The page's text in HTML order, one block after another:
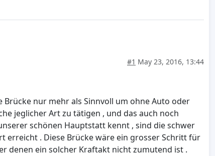
#1 May 23, 2016, 13:44
nur mehr als Sinnvoll um ohne Auto oder
jeglicher Art zu tätigen , und das auch noch
schönen Hauptstatt kennt , sind die schwer
erreicht . Diese Brücke wäre ein grosser Schritt für
denen ein solcher Kraftakt nicht zumutend ist .